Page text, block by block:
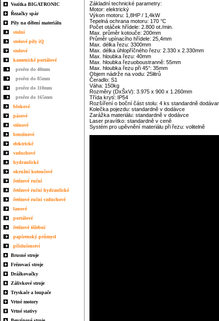
Vozítka BIGATRONIC
Řezačky spár
Pily na dělení materiálu
stolní
stolové pily iQ
stolové
kamenické portálové
prořez do 40mm
prořez do 85mm
prořez do 110mm
prořez do 165mm
blokové
pásové
stěnové
benzínové
elektrické
vzduchové
hydraulické
okružní kotoučové
řetězové ruční
řetězové ruční hydraulické
řetězové ruční vzduchové
lanové
portálové
řetězové těžební
papírenský průmysl
příslušenství
Brusné stroje
Frézovací stroje
Drážkovačky
Zálivkové stroje
Tryskače a loupače
Vrtné motory
Vrtné stativy
Základní technické parametry:
Motor: elektrický
Výkon motoru: 1,8HP / 1,4kW
Tepelná ochrana motoru: 170 °C
Počet otáček hřídele: 2.800 ot./min.
Max. průměr kotouče: 200mm
Průměr upínacího hřídele: 25,4mm
Max. délka řezu: 3300mm
Max. délka úhlopříčného řezu: 2.330 x 2.330mm
Max. hloubka řezu: 40mm
Max. hloubka řezuoboustranně: 55mm
Max. hloubka řezu při 45°: 35mm
Objem nádrže na vodu: 25litrů
Čeradlo: S1
Váha: 150kg
Rozměry (DxŠxV): 3.975 x 900 x 1.260mm
Třída krytí: IP54
Rozšíření o boční část stolu: 4 ks standardně
Kolečka pojezdu: standardně v dodávce
Zarážka materiálu: standardně v dodávce
Laser pravítko: standardně v ceně
Systém pro upěvnění materiálu při řezu: volitelně